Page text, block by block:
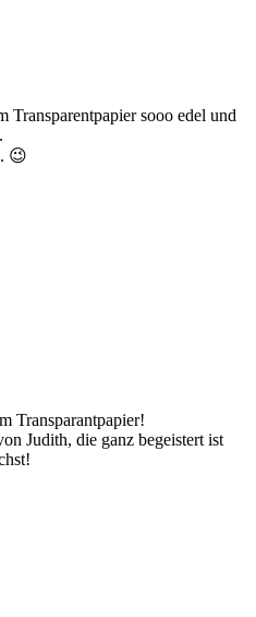
Transparentpapier sooo edel und
😉
Transparantpapier!
Judith, die ganz begeistert ist